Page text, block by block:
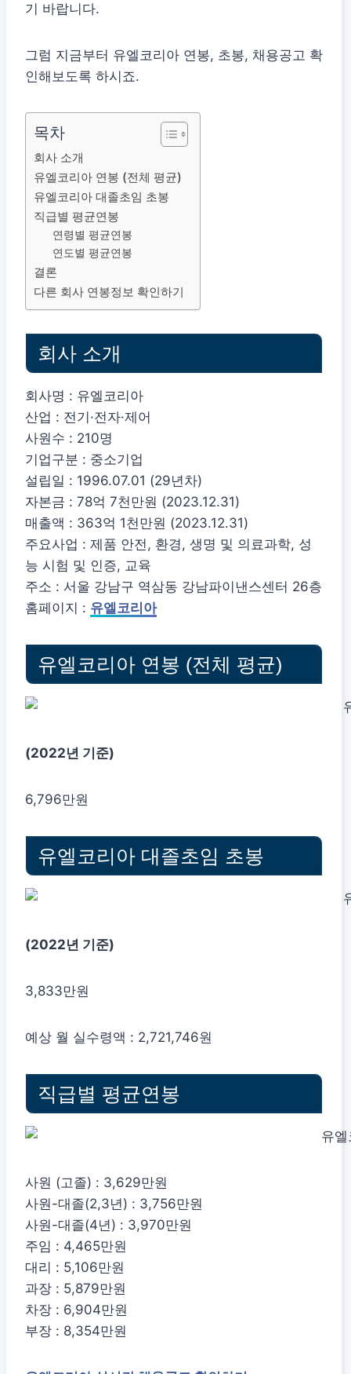
기 바랍니다.
그럼 지금부터 유엘코리아 연봉, 초봉, 채용공고 확
인해보도록 하시죠.
목차
회사 소개
유엘코리아 연봉 (전체 평균)
유엘코리아 대졸초임 초봉
직급별 평균연봉
연령별 평균연봉
연도별 평균연봉
결론
다른 회사 연봉정보 확인하기
회사 소개
회사명 : 유엘코리아
산업 : 전기·전자·제어
사원수 : 210명
기업구분 : 중소기업
설립일 : 1996.07.01 (29년차)
자본금 : 78억 7천만원 (2023.12.31)
매출액 : 363억 1천만원 (2023.12.31)
주요사업 : 제품 안전, 환경, 생명 및 의료과학, 성
능 시험 및 인증, 교육
주소 : 서울 강남구 역삼동 강남파이낸스센터 26층
홈페이지 : 유엘코리아
유엘코리아 연봉 (전체 평균)
(2022년 기준)
6,796만원
유엘코리아 대졸초임 초봉
(2022년 기준)
3,833만원
예상 월 실수령액 : 2,721,746원
직급별 평균연봉
사원 (고졸) : 3,629만원
사원-대졸(2,3년) : 3,756만원
사원-대졸(4년) : 3,970만원
주임 : 4,465만원
대리 : 5,106만원
과장 : 5,879만원
차장 : 6,904만원
부장 : 8,354만원